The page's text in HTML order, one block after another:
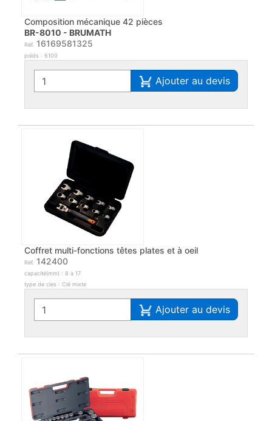
Composition mécanique 42 pièces
BR-8010 - BRUMATH
Réf. 16169581325
poids : 6100
Ajouter au devis
Coffret multi-fonctions têtes plates et à oeil
Réf. 142400
capacité(mm) : 8 à 17
type de cles : Clé mixte
Ajouter au devis